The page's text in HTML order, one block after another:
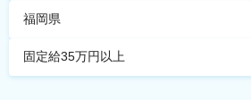
福岡県
固定給35万円以上